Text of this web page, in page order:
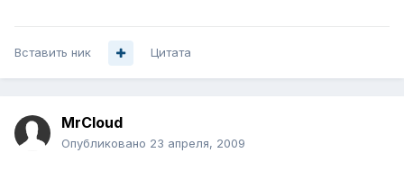
Вставить ник Цитата
MrCloud
Опубликовано 23 апреля, 2009